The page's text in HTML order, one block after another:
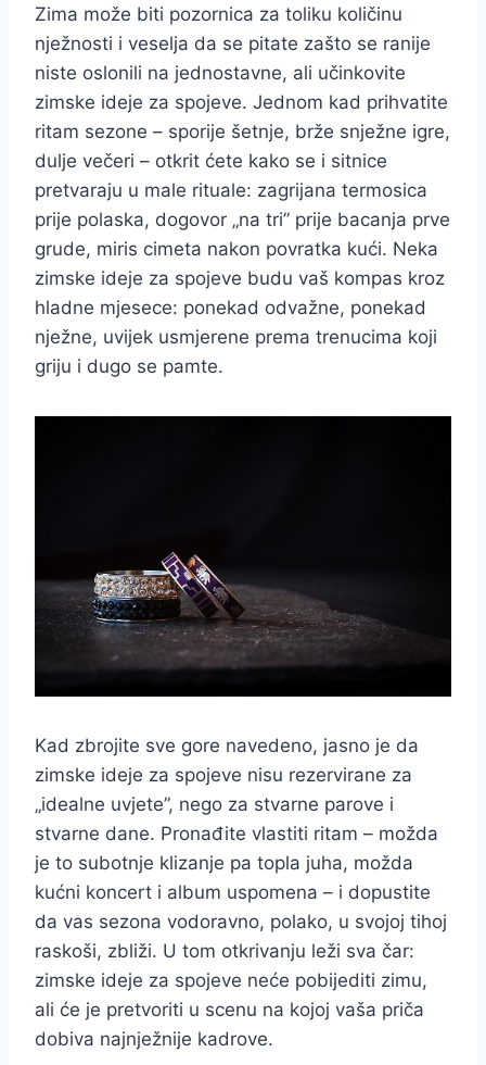
Zima može biti pozornica za toliku količinu
nježnosti i veselja da se pitate zašto se ranije
niste oslonili na jednostavne, ali učinkovite
zimske ideje za spojeve. Jednom kad prihvatite
ritam sezone – sporije šetnje, brže snježne igre,
dulje večeri – otkrit ćete kako se i sitnice
pretvaraju u male rituale: zagrijana termosica
prije polaska, dogovor „na tri” prije bacanja prve
grude, miris cimeta nakon povratka kući. Neka
zimske ideje za spojeve budu vaš kompas kroz
hladne mjesece: ponekad odvažne, ponekad
nježne, uvijek usmjerene prema trenucima koji
griju i dugo se pamte.
Kad zbrojite sve gore navedeno, jasno je da
zimske ideje za spojeve nisu rezervirane za
„idealne uvjete”, nego za stvarne parove i
stvarne dane. Pronađite vlastiti ritam – možda
je to subotnje klizanje pa topla juha, možda
kućni koncert i album uspomena – i dopustite
da vas sezona vodoravno, polako, u svojoj tihoj
raskoši, zbliži. U tom otkrivanju leži sva čar:
zimske ideje za spojeve neće pobijediti zimu,
ali će je pretvoriti u scenu na kojoj vaša priča
dobiva najnježnije kadrove.